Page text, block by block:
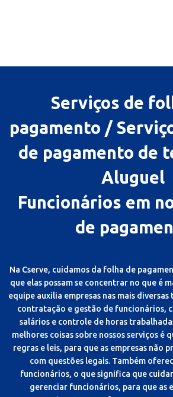
Serviços de
pagamento /
de pagamento de
Aluguel
Funcionários em
de
Na Cserve, cuidamos da folha de
que elas possam se concentrar no que é
equipe auxilia empresas nas mais
contratação e gestão de funcionários,
salários e controle de horas
melhores coisas sobre nossos serviços é
regras e leis, para que as empresas não
com questões legais. Também
funcionários, o que significa que
gerenciar funcionários, para que as